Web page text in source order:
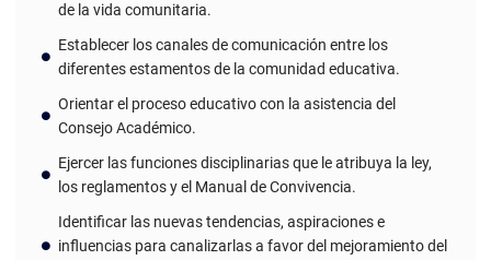
de la vida comunitaria.
Establecer los canales de comunicación entre los
diferentes estamentos de la comunidad educativa.
Orientar el proceso educativo con la asistencia del
Consejo Académico.
Ejercer las funciones disciplinarias que le atribuya la ley,
los reglamentos y el Manual de Convivencia.
Identificar las nuevas tendencias, aspiraciones e
influencias para canalizarlas a favor del mejoramiento del